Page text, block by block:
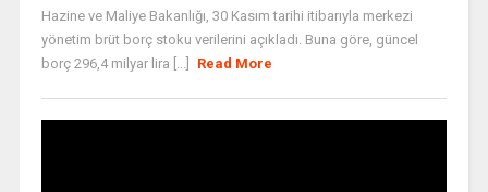
Hazine ve Maliye Bakanlığı, 30 Kasım tarihi itibarıyla merkezi
yönetim brüt borç stoku verilerini açıkladı. Buna göre, güncel
borç 296,4 milyar lira [...]
Read More